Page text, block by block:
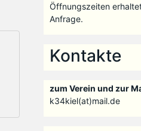
Öffnungszeiten
Anfrage.
Kontakte
zum Verein und zur
k34kiel(at)mail.de